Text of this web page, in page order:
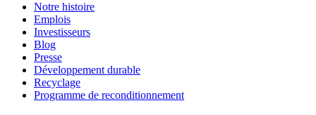
Notre histoire
Emplois
Investisseurs
Blog
Presse
Développement durable
Recyclage
Programme de reconditionnement